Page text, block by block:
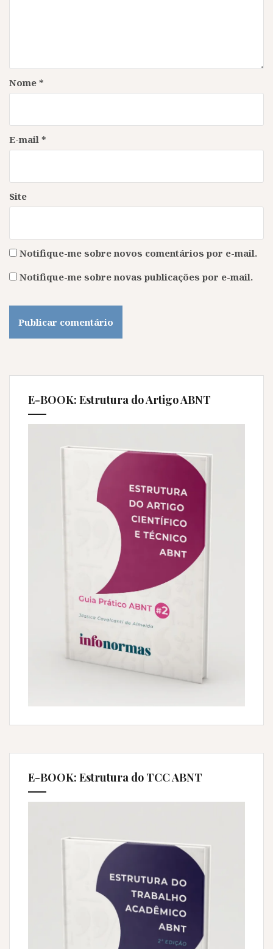
Nome *
E-mail *
Site
Notifique-me sobre novos comentários por e-mail.
Notifique-me sobre novas publicações por e-mail.
E-BOOK: Estrutura do Artigo ABNT
E-BOOK: Estrutura do TCC ABNT